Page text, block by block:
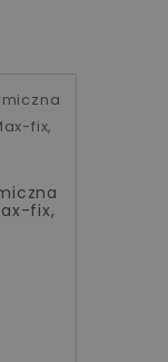
fix,